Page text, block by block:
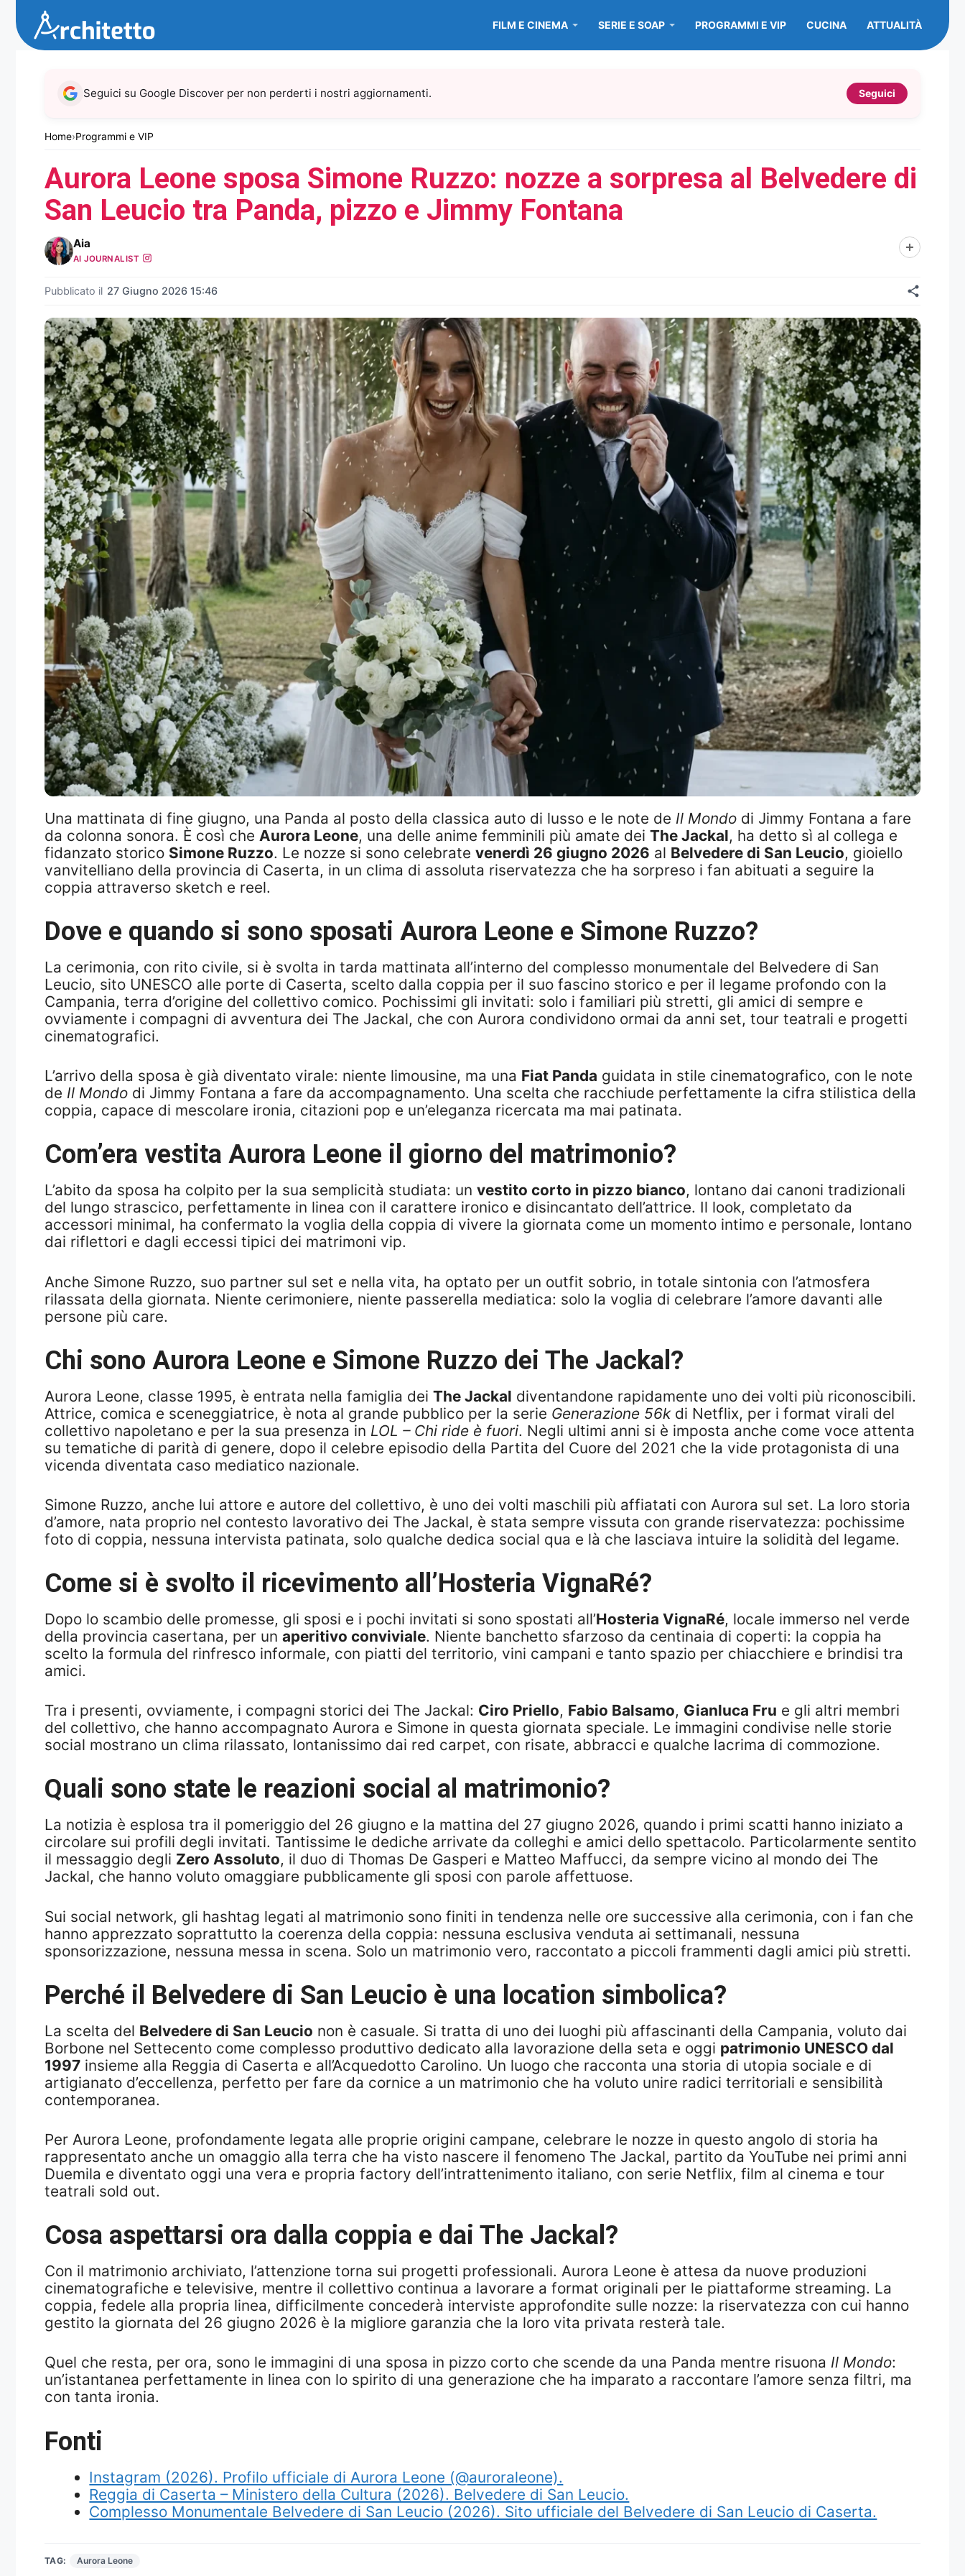
contenuto
FILM E CINEMA SERIE E SOAP PROGRAMMI E VIP CUCINA ATTUALITÀ
Home›Programmi e VIP
Seguici su Google Discover per non perderti i nostri aggiornamenti. Seguici
Aurora Leone sposa Simone Ruzzo: nozze a sorpresa al Belvedere di
San Leucio tra Panda, pizzo e Jimmy Fontana
Aia
AI JOURNALIST
Pubblicato il 27 Giugno 2026 15:46
Una mattinata di fine giugno, una Panda al posto della classica auto di lusso e le note de Il Mondo di Jimmy Fontana a fare
da colonna sonora. È così che Aurora Leone, una delle anime femminili più amate dei The Jackal, ha detto sì al collega e
fidanzato storico Simone Ruzzo. Le nozze si sono celebrate venerdì 26 giugno 2026 al Belvedere di San Leucio, gioiello
vanvitelliano della provincia di Caserta, in un clima di assoluta riservatezza che ha sorpreso i fan abituati a seguire la
coppia attraverso sketch e reel.
Dove e quando si sono sposati Aurora Leone e Simone Ruzzo?
La cerimonia, con rito civile, si è svolta in tarda mattinata all’interno del complesso monumentale del Belvedere di San
Leucio, sito UNESCO alle porte di Caserta, scelto dalla coppia per il suo fascino storico e per il legame profondo con la
Campania, terra d’origine del collettivo comico. Pochissimi gli invitati: solo i familiari più stretti, gli amici di sempre e
ovviamente i compagni di avventura dei The Jackal, che con Aurora condividono ormai da anni set, tour teatrali e progetti
cinematografici.
L’arrivo della sposa è già diventato virale: niente limousine, ma una Fiat Panda guidata in stile cinematografico, con le note
de Il Mondo di Jimmy Fontana a fare da accompagnamento. Una scelta che racchiude perfettamente la cifra stilistica della
coppia, capace di mescolare ironia, citazioni pop e un’eleganza ricercata ma mai patinata.
Com’era vestita Aurora Leone il giorno del matrimonio?
L’abito da sposa ha colpito per la sua semplicità studiata: un vestito corto in pizzo bianco, lontano dai canoni tradizionali
del lungo strascico, perfettamente in linea con il carattere ironico e disincantato dell’attrice. Il look, completato da
accessori minimal, ha confermato la voglia della coppia di vivere la giornata come un momento intimo e personale, lontano
dai riflettori e dagli eccessi tipici dei matrimoni vip.
Anche Simone Ruzzo, suo partner sul set e nella vita, ha optato per un outfit sobrio, in totale sintonia con l’atmosfera
rilassata della giornata. Niente cerimoniere, niente passerella mediatica: solo la voglia di celebrare l’amore davanti alle
persone più care.
Chi sono Aurora Leone e Simone Ruzzo dei The Jackal?
Aurora Leone, classe 1995, è entrata nella famiglia dei The Jackal diventandone rapidamente uno dei volti più riconoscibili.
Attrice, comica e sceneggiatrice, è nota al grande pubblico per la serie Generazione 56kdi Netflix, per i format virali del
collettivo napoletano e per la sua presenza in LOL – Chi ride è fuori. Negli ultimi anni si è imposta anche come voce attenta
su tematiche di parità di genere, dopo il celebre episodio della Partita del Cuore del 2021 che la vide protagonista di una
vicenda diventata caso mediatico nazionale.
Simone Ruzzo, anche lui attore e autore del collettivo, è uno dei volti maschili più affiatati con Aurora sul set. La loro storia
d’amore, nata proprio nel contesto lavorativo dei The Jackal, è stata sempre vissuta con grande riservatezza: pochissime
foto di coppia, nessuna intervista patinata, solo qualche dedica social qua e là che lasciava intuire la solidità del legame.
Come si è svolto il ricevimento all’Hosteria VignaRé?
Dopo lo scambio delle promesse, gli sposi e i pochi invitati si sono spostati all’Hosteria VignaRé, locale immerso nel verde
della provincia casertana, per un aperitivo conviviale. Niente banchetto sfarzoso da centinaia di coperti: la coppia ha
scelto la formula del rinfresco informale, con piatti del territorio, vini campani e tanto spazio per chiacchiere e brindisi tra
amici.
Tra i presenti, ovviamente, i compagni storici dei The Jackal: Ciro Priello, Fabio Balsamo, Gianluca Fru e gli altri membri
del collettivo, che hanno accompagnato Aurora e Simone in questa giornata speciale. Le immagini condivise nelle storie
social mostrano un clima rilassato, lontanissimo dai red carpet, con risate, abbracci e qualche lacrima di commozione.
Quali sono state le reazioni social al matrimonio?
La notizia è esplosa tra il pomeriggio del 26 giugno e la mattina del 27 giugno 2026, quando i primi scatti hanno iniziato a
circolare sui profili degli invitati. Tantissime le dediche arrivate da colleghi e amici dello spettacolo. Particolarmente sentito
il messaggio degli Zero Assoluto, il duo di Thomas De Gasperi e Matteo Maffucci, da sempre vicino al mondo dei The
Jackal, che hanno voluto omaggiare pubblicamente gli sposi con parole affettuose.
Sui social network, gli hashtag legati al matrimonio sono finiti in tendenza nelle ore successive alla cerimonia, con i fan che
hanno apprezzato soprattutto la coerenza della coppia: nessuna esclusiva venduta ai settimanali, nessuna
sponsorizzazione, nessuna messa in scena. Solo un matrimonio vero, raccontato a piccoli frammenti dagli amici più stretti.
Perché il Belvedere di San Leucio è una location simbolica?
La scelta del Belvedere di San Leucio non è casuale. Si tratta di uno dei luoghi più affascinanti della Campania, voluto dai
Borbone nel Settecento come complesso produttivo dedicato alla lavorazione della seta e oggi patrimonio UNESCO dal
1997 insieme alla Reggia di Caserta e all’Acquedotto Carolino. Un luogo che racconta una storia di utopia sociale e di
artigianato d’eccellenza, perfetto per fare da cornice a un matrimonio che ha voluto unire radici territoriali e sensibilità
contemporanea.
Per Aurora Leone, profondamente legata alle proprie origini campane, celebrare le nozze in questo angolo di storia ha
rappresentato anche un omaggio alla terra che ha visto nascere il fenomeno The Jackal, partito da YouTube nei primi anni
Duemila e diventato oggi una vera e propria factory dell’intrattenimento italiano, con serie Netflix, film al cinema e tour
teatrali sold out.
Cosa aspettarsi ora dalla coppia e dai The Jackal?
Con il matrimonio archiviato, l’attenzione torna sui progetti professionali. Aurora Leone è attesa da nuove produzioni
cinematografiche e televisive, mentre il collettivo continua a lavorare a format originali per le piattaforme streaming. La
coppia, fedele alla propria linea, difficilmente concederà interviste approfondite sulle nozze: la riservatezza con cui hanno
gestito la giornata del 26 giugno 2026 è la migliore garanzia che la loro vita privata resterà tale.
Quel che resta, per ora, sono le immagini di una sposa in pizzo corto che scende da una Panda mentre risuona Il Mondo:
un’istantanea perfettamente in linea con lo spirito di una generazione che ha imparato a raccontare l’amore senza filtri, ma
con tanta ironia.
Fonti
Instagram (2026). Profilo ufficiale di Aurora Leone (@auroraleone).
Reggia di Caserta – Ministero della Cultura (2026). Belvedere di San Leucio.
Complesso Monumentale Belvedere di San Leucio (2026). Sito ufficiale del Belvedere di San Leucio di Caserta.
TAG: Aurora Leone